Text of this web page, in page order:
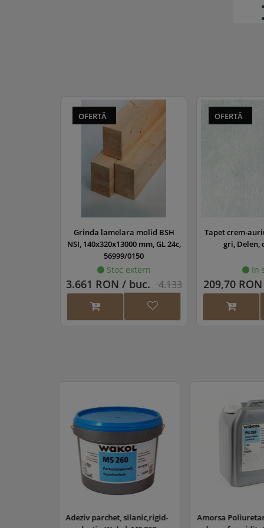
OFERTĂ
Grinda lamelara molid BSH
NSI, 140x320x13000 mm, GL 24c,
56999/0150
Stoc extern
3.661 RON / buc. 4.133
OFERTĂ
Tapet crem-
gri, Delen,
In
209,70
Amorsa Poliuretanica (bariera
Grund parchet